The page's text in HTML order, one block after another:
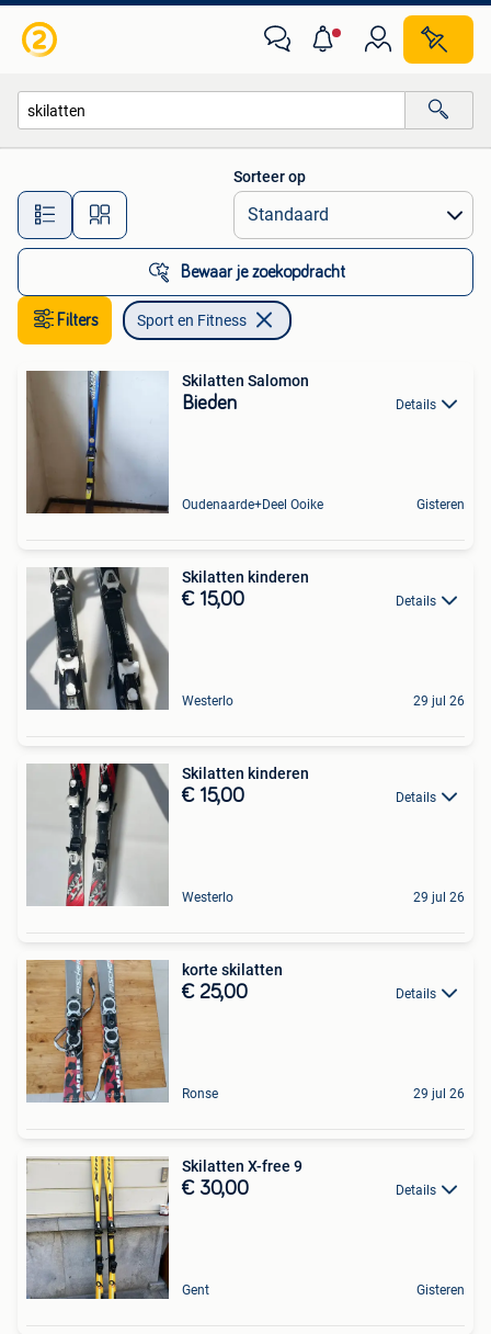
Alle afstanden…
Sorteer op
Bewaar je zoekopdracht
Filters Sport en Fitness
Skilatten Salomon
Bieden Details
Oudenaarde+Deel Ooike Gisteren
Skilatten kinderen
€ 15,00 Details
Westerlo 29 jul 26
Skilatten kinderen
€ 15,00 Details
Westerlo 29 jul 26
korte skilatten
€ 25,00 Details
Ronse 29 jul 26
Skilatten X-free 9
€ 30,00 Details
Gent Gisteren